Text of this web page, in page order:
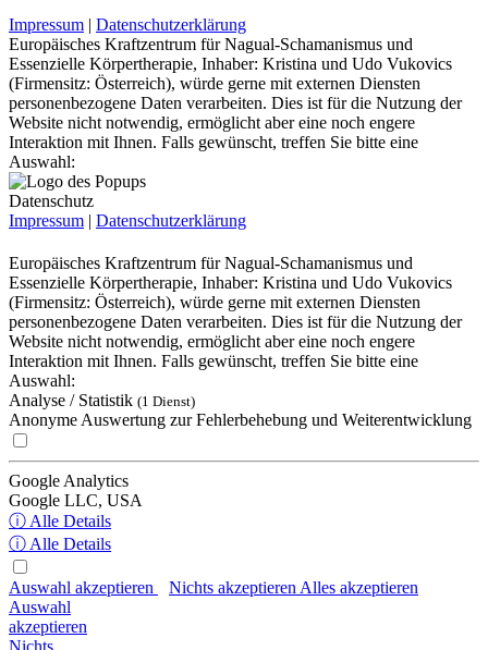
Impressum | Datenschutzerklärung
Europäisches Kraftzentrum für Nagual-Schamanismus und
Essenzielle Körpertherapie, Inhaber: Kristina und Udo Vukovics
(Firmensitz: Österreich), würde gerne mit externen Diensten
personenbezogene Daten verarbeiten. Dies ist für die Nutzung der
Website nicht notwendig, ermöglicht aber eine noch engere
Interaktion mit Ihnen. Falls gewünscht, treffen Sie bitte eine
Auswahl:
Datenschutz
Impressum | Datenschutzerklärung
Europäisches Kraftzentrum für Nagual-Schamanismus und
Essenzielle Körpertherapie, Inhaber: Kristina und Udo Vukovics
(Firmensitz: Österreich), würde gerne mit externen Diensten
personenbezogene Daten verarbeiten. Dies ist für die Nutzung der
Website nicht notwendig, ermöglicht aber eine noch engere
Interaktion mit Ihnen. Falls gewünscht, treffen Sie bitte eine
Auswahl:
Analyse / Statistik (1 Dienst)
Anonyme Auswertung zur Fehlerbehebung und Weiterentwicklung
Google Analytics
Google LLC, USA
ⓘ Alle Details
ⓘ Alle Details
Auswahl akzeptieren Nichts akzeptieren Alles akzeptieren
Auswahl
akzeptieren
Nichts